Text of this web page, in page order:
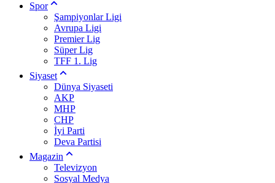
Spor
Şampiyonlar Ligi
Avrupa Ligi
Premier Lig
Süper Lig
TFF 1. Lig
Siyaset
Dünya Siyaseti
AKP
MHP
CHP
İyi Parti
Deva Partisi
Magazin
Televizyon
Sosyal Medya